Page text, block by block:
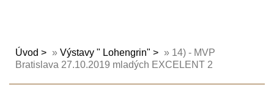
Úvod » Výstavy " Lohengrin" » 14) - MVP
Bratislava 27.10.2019 mladých EXCELENT 2